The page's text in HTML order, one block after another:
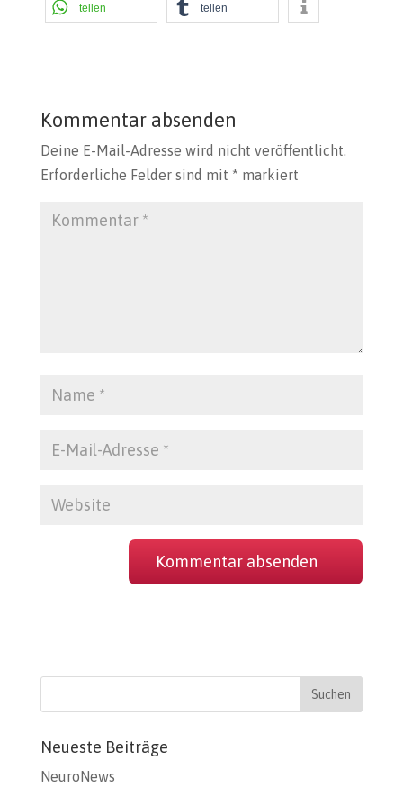
teilen teilen
Kommentar absenden
Deine E-Mail-Adresse wird nicht veröffentlicht.
Erforderliche Felder sind mit * markiert
Neueste Beiträge
NeuroNews